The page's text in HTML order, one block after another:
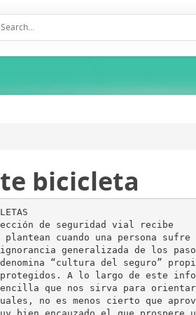
bicicleta
médica inmediata y una evacuación en ambulancia muchas veces es la prueba de que las consecuencias del accidente existen. DESPUÉS DEL ACCIDENTE. Una vez que esté cumplimentado el atestado y el informe de urgencias, es imprescindible pedir la baja laboral, si es que existen molestias o impedimentos reales. La baja laboral que ha de tramitar nuestro médico de familia es un documento imprescindible para poder demostrar que las lesiones revisten cierta gravedad. El propio médico, entonces, derivará hacia el especialista oportuno que nos inicie un tratamiento médico. No nos hagamos los “machotes”, que nadie tiene por qué trabajar estando enfermo. Además, los días por incapacidad transitoria, o sea, baja laboral, se indemnizan específicamente por la aseguradora del causante. Y lo que es más relevante: si alguien provoca un accidente, las lesiones padecidas deberán al menos necesitar de un tratamiento médico para que prospere la vía penal contra el causante. ¿Eso qué significa? Que si u